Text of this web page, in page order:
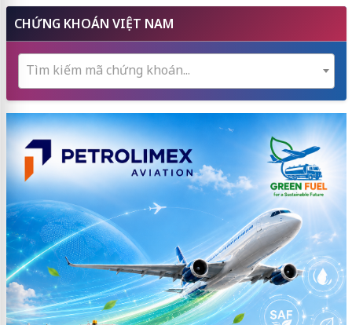
CHỨNG KHOÁN VIỆT NAM
Tìm kiếm mã chứng khoán...